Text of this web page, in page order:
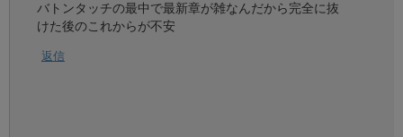
バトンタッチの最中で最新章が雑なんだから完全に抜
けた後のこれからが不安
返信